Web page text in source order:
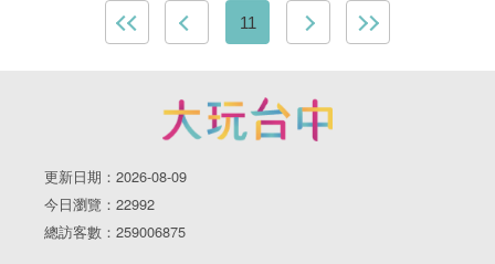
11
更新日期：2026-08-09
今日瀏覽：22992
總訪客數：259006875